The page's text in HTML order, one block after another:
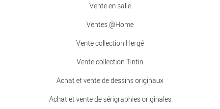
Vente en salle
Ventes @Home
Vente collection Hergé
Vente collection Tintin
Achat et vente de dessins originaux
Achat et vente de sérigraphies originales